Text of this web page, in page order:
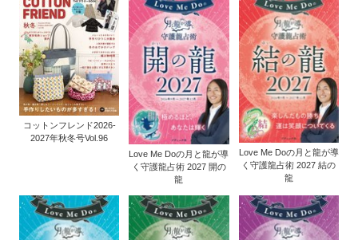
コットンフレンド2026-
2027年秋冬号Vol.96
Love Me Doの月と龍が導
く守護龍占術 2027 開の
龍
Love Me Doの月と龍が導
く守護龍占術 2027 結の
龍